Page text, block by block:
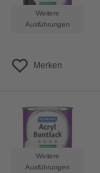
Weitere
Ausführungen
Merken
Weitere
Ausführungen